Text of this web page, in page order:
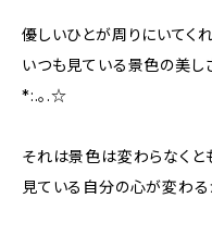
優しいひとが周りにいてく
いつも見ている景色の美し
*:.。.☆
それは景色は変わらなくと
見ている自分の心が変わる